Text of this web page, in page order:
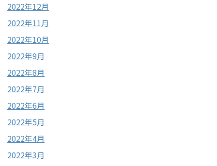
2022年12月
2022年11月
2022年10月
2022年9月
2022年8月
2022年7月
2022年6月
2022年5月
2022年4月
2022年3月